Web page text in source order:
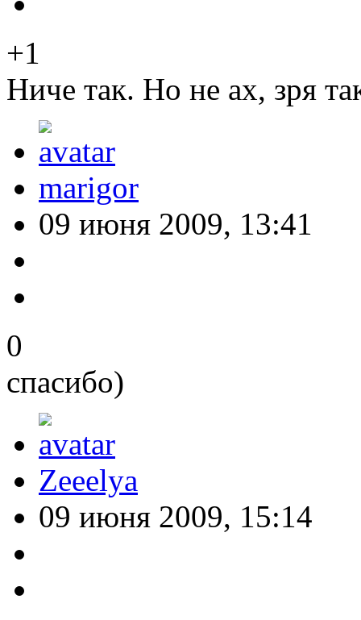
+1
Ниче так. Но не ах, зря
marigor
09 июня 2009, 13:41
0
спасибо)
Zeeelya
09 июня 2009, 15:14